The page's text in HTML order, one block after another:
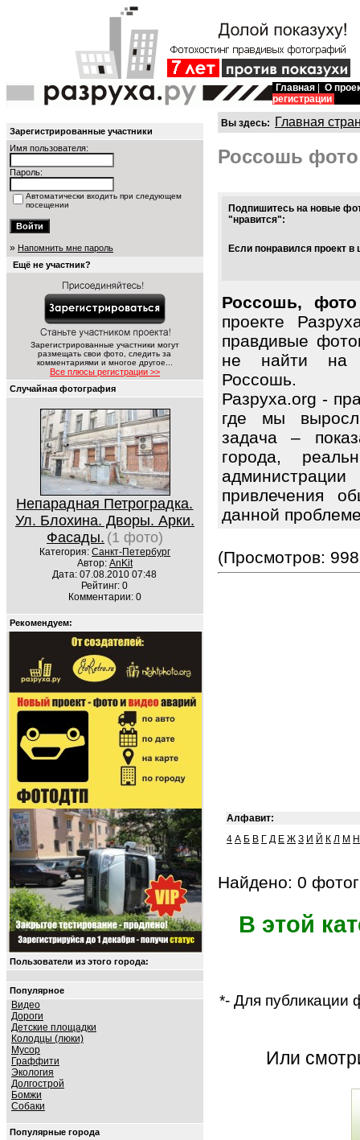
Главная
О
регистрации
Зарегистрированные участники
Имя пользователя:
Пароль:
Автоматически входить при следующем
посещении
» Напомнить мне пароль
Ещё не участник?
Зарегистрированные участники могут
размещать свои фото, следить за
комментариями и многое другое...
Все плюсы регистрации >>
Случайная фотография
Непарадная Петроградка.
Ул. Блохина. Дворы. Арки.
Фасады. (1 фото)
Категория: Санкт-Петербург
Автор: AnKit
Дата: 07.08.2010 07:48
Рейтинг: 0
Комментарии: 0
Рекомендуем:
Пользователи из этого города:
Популярное
Видео
Дороги
Детские площадки
Колодцы (люки)
Мусор
Граффити
Экология
Долгострой
Бомжи
Собаки
Популярные города
Вы здесь: Главная
Россошь фото
Подпишитесь на новые
"нравится":
Если понравился проект
Россошь,
проекте
правдивые
не найти на
Россошь.
Разруха.org -
где мы
задача –
города,
привлечения
данной
(Просмотров:
Алфавит:
4 А Б В Г Д Е Ж З И Й К Л М Н
Найдено: 0
В этой
*- Для публикации
Или